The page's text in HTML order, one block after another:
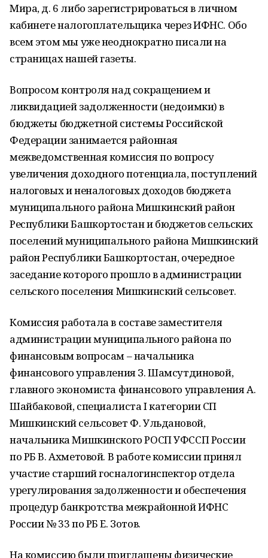
Мира, д. 6 либо зарегистрироваться в личном
кабинете налогоплательщика через ИФНС. Обо
всем этом мы уже неоднократно писали на
страницах нашей газеты.
Вопросом контроля над сокращением и
ликвидацией задолженности (недоимки) в
бюджеты бюджетной системы Российской
Федерации занимается районная
межведомственная комиссия по вопросу
увеличения доходного потенциала, поступлений
налоговых и неналоговых доходов бюджета
муниципального района Мишкинский район
Республики Башкортостан и бюджетов сельских
поселений муниципального района Мишкинский
район Республики Башкортостан, очередное
заседание которого прошло в администрации
сельского поселения Мишкинский сельсовет.
Комиссия работала в составе заместителя
администрации муниципального района по
финансовым вопросам – начальника
финансового управления З. Шамсутдиновой,
главного экономиста финансового управления А.
Шайбаковой, специалиста I категории СП
Мишкинский сельсовет Ф. Ульдановой,
начальника Мишкинского РОСП УФССП России
по РБ В. Ахметовой. В работе комиссии принял
участие старший госналогинспектор отдела
урегулирования задолженности и обеспечения
процедур банкротства межрайонной ИФНС
России № 33 по РБ Е. Зотов.
На комиссию были приглашены физические